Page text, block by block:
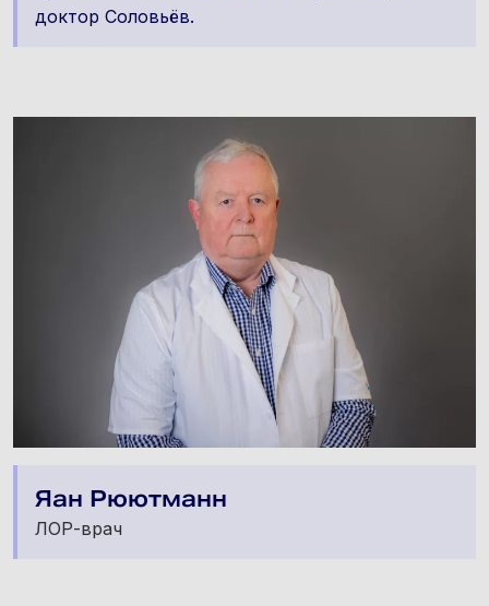
доктор Соловьёв.
Яан Рюютманн
ЛОР-врач